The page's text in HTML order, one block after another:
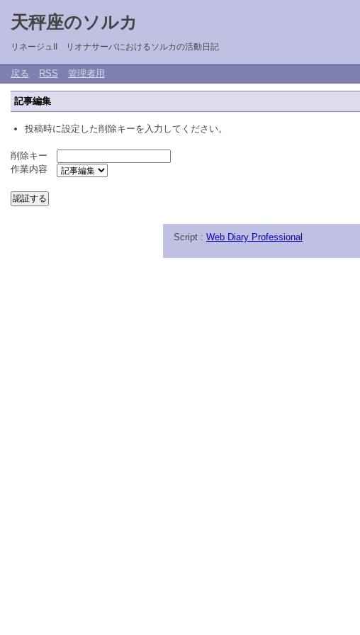
天秤座のソルカ
リネージュII リオナサーバにおけるソルカの活動日記
戻る RSS 管理者用
記事編集
投稿時に設定した削除キーを入力してください。
削除キー
作業内容
Script : Web Diary Professional